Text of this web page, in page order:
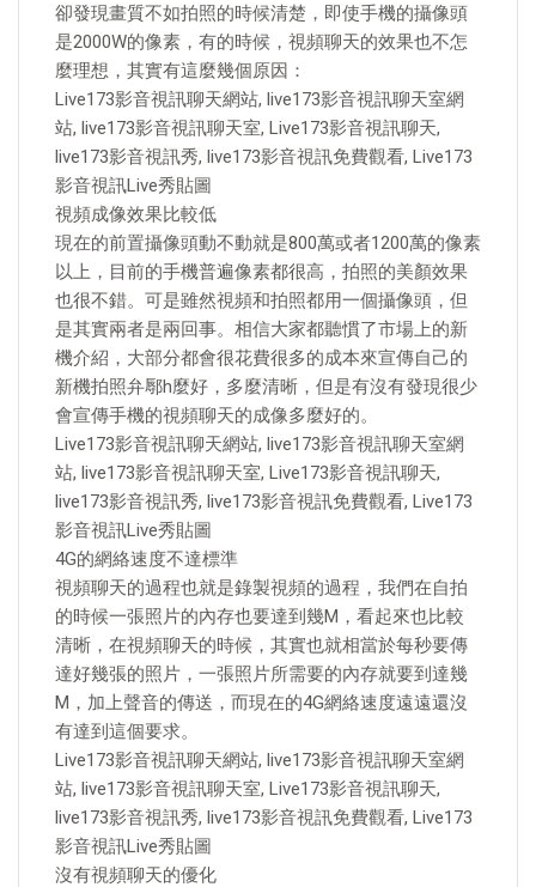
卻發現畫質不如拍照的時候清楚，即使手機的攝像頭
是2000W的像素，有的時候，視頻聊天的效果也不怎
麼理想，其實有這麼幾個原因：
Live173影音視訊聊天網站, live173影音視訊聊天室網
站, live173影音視訊聊天室, Live173影音視訊聊天,
live173影音視訊秀, live173影音視訊免費觀看, Live173
影音視訊Live秀貼圖
視頻成像效果比較低
現在的前置攝像頭動不動就是800萬或者1200萬的像素
以上，目前的手機普遍像素都很高，拍照的美顏效果
也很不錯。可是雖然視頻和拍照都用一個攝像頭，但
是其實兩者是兩回事。相信大家都聽慣了市場上的新
機介紹，大部分都會很花費很多的成本來宣傳自己的
新機拍照弁鄏h麼好，多麼清晰，但是有沒有發現很少
會宣傳手機的視頻聊天的成像多麼好的。
Live173影音視訊聊天網站, live173影音視訊聊天室網
站, live173影音視訊聊天室, Live173影音視訊聊天,
live173影音視訊秀, live173影音視訊免費觀看, Live173
影音視訊Live秀貼圖
4G的網絡速度不達標準
視頻聊天的過程也就是錄製視頻的過程，我們在自拍
的時候一張照片的內存也要達到幾M，看起來也比較
清晰，在視頻聊天的時候，其實也就相當於每秒要傳
達好幾張的照片，一張照片所需要的內存就要到達幾
M，加上聲音的傳送，而現在的4G網絡速度遠遠還沒
有達到這個要求。
Live173影音視訊聊天網站, live173影音視訊聊天室網
站, live173影音視訊聊天室, Live173影音視訊聊天,
live173影音視訊秀, live173影音視訊免費觀看, Live173
影音視訊Live秀貼圖
沒有視頻聊天的優化